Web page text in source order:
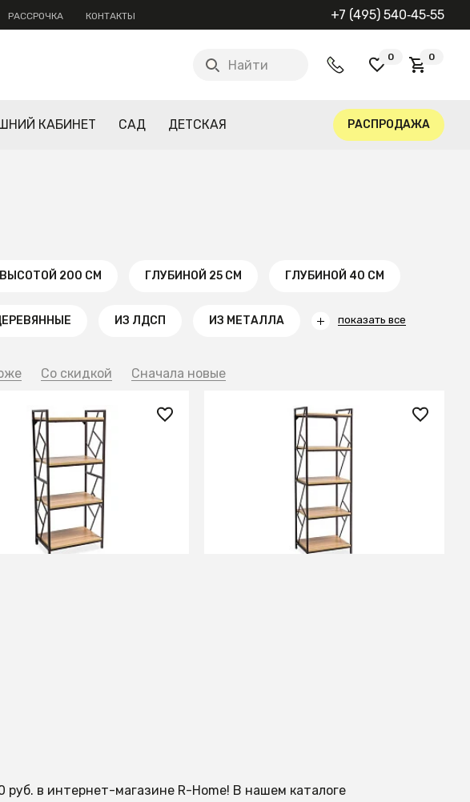
РАССРОЧКА КОНТАКТЫ +7 (495) 540‑45‑55
Найти
0 0
КАБИНЕТ САД ДЕТСКАЯ РАСПРОДАЖА
ВЫСОТОЙ 200 СМ ГЛУБИНОЙ 25 СМ ГЛУБИНОЙ 40 СМ
ИЗ ЛДСП ИЗ МЕТАЛЛА показать все
Со скидкой Сначала новые
₽
TABLO R4 (дуб/темно-
В КОРЗИНУ
Стеллаж TABLO R5 (дуб/темно-
коричневый)
СООБЩИТЬ О ПОСТУПЛЕНИИ
Временно отсутствует
в интернет-магазине R-Home! В нашем каталоге